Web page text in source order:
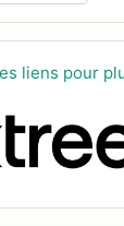
liens pour